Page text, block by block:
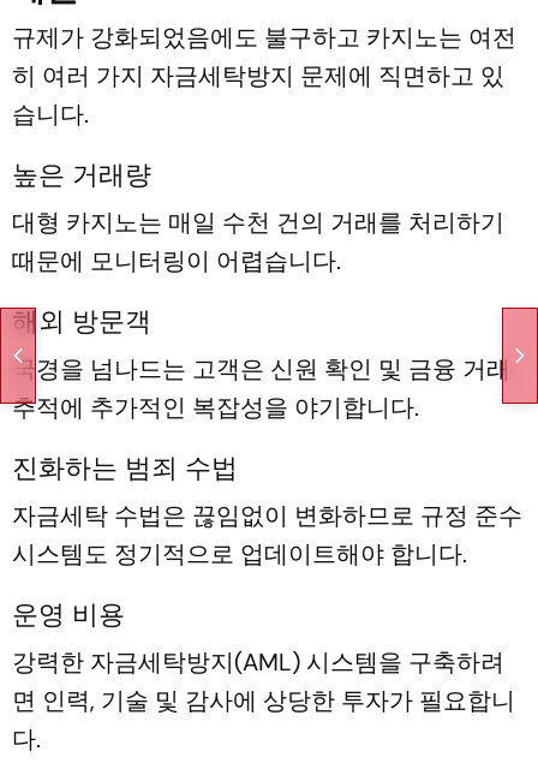
규제가 강화되었음에도 불구하고 카지노는 여전
히 여러 가지 자금세탁방지 문제에 직면하고 있
습니다.
높은 거래량
대형 카지노는 매일 수천 건의 거래를 처리하기
때문에 모니터링이 어렵습니다.
해외 방문객
국경을 넘나드는 고객은 신원 확인 및 금융 거래
추적에 추가적인 복잡성을 야기합니다.
진화하는 범죄 수법
자금세탁 수법은 끊임없이 변화하므로 규정 준수
시스템도 정기적으로 업데이트해야 합니다.
운영 비용
강력한 자금세탁방지(AML) 시스템을 구축하려
면 인력, 기술 및 감사에 상당한 투자가 필요합니
다.